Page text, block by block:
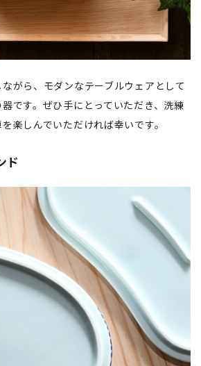
がら、モダンなテーブルウェアとして
です。ぜひ手にとっていただき、洗練
楽しんでいただければ幸いです。
ド